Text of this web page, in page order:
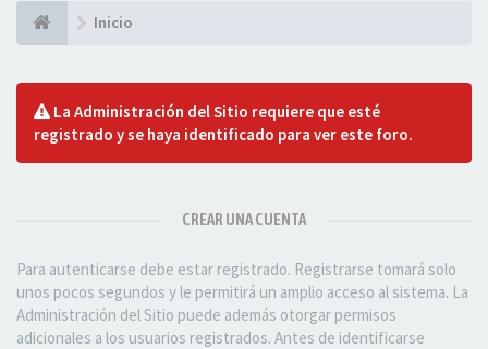
Inicio
La Administración del Sitio requiere que esté
registrado y se haya identificado para ver este foro.
CREAR UNA CUENTA
Para autenticarse debe estar registrado. Registrarse tomará solo
unos pocos segundos y le permitirá un amplio acceso al sistema. La
Administración del Sitio puede además otorgar permisos
adicionales a los usuarios registrados. Antes de identificarse